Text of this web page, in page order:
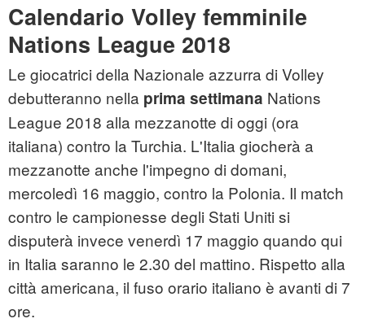
Calendario Volley femminile
Nations League 2018
Le giocatrici della Nazionale azzurra di Volley
debutteranno nella prima settimana Nations
League 2018 alla mezzanotte di oggi (ora
italiana) contro la Turchia. L'Italia giocherà a
mezzanotte anche l'impegno di domani,
mercoledì 16 maggio, contro la Polonia. Il match
contro le campionesse degli Stati Uniti si
disputerà invece venerdì 17 maggio quando qui
in Italia saranno le 2.30 del mattino. Rispetto alla
città americana, il fuso orario italiano è avanti di 7
ore.